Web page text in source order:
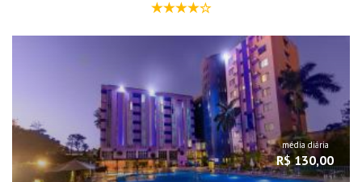
média diária
R$ 130,00